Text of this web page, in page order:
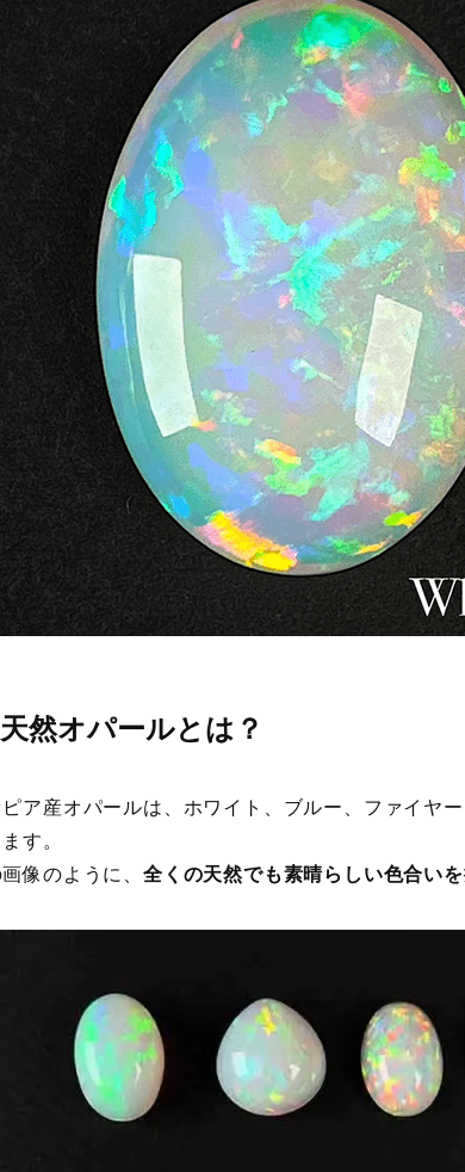
天然オパールとは？
ア産オパールは、ホワイト、ブルー、ファイヤ
す。
像のように、 全くの天然でも素晴らしい色合い